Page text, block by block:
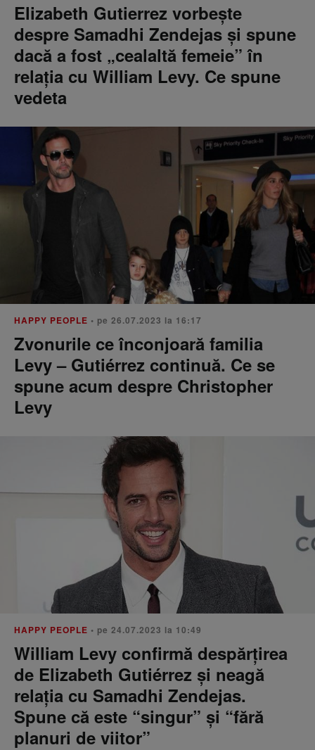
Elizabeth Gutierrez vorbește
despre Samadhi Zendejas și spune
dacă a fost „cealaltă femeie” în
relația cu William Levy. Ce spune
vedeta
HAPPY PEOPLE • pe 26.07.2023 la 16:17
Zvonurile ce înconjoară familia
Levy – Gutiérrez continuă. Ce se
spune acum despre Christopher
Levy
HAPPY PEOPLE • pe 24.07.2023 la 10:49
William Levy confirmă despărțirea
de Elizabeth Gutiérrez și neagă
relația cu Samadhi Zendejas.
Spune că este “singur” și “fără
planuri de viitor”